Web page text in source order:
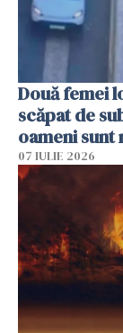
Două femei
scăpat de
oameni sunt
07 IULIE 2026